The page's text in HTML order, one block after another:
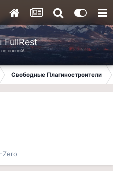
полной!
Свободные Плагиностроители
Zero